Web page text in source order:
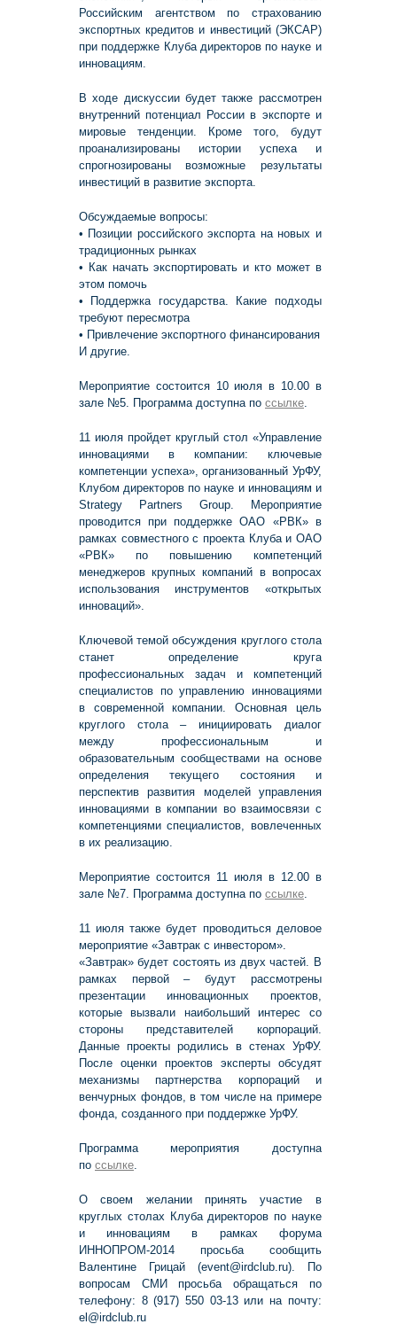
Российским агентством по страхованию
экспортных кредитов и инвестиций (ЭКСАР)
при поддержке Клуба директоров по науке и
инновациям.
В ходе дискуссии будет также рассмотрен
внутренний потенциал России в экспорте и
мировые тенденции. Кроме того, будут
проанализированы истории успеха и
спрогнозированы возможные результаты
инвестиций в развитие экспорта.
Обсуждаемые вопросы:
• Позиции российского экспорта на новых и
традиционных рынках
• Как начать экспортировать и кто может в
этом помочь
• Поддержка государства. Какие подходы
требуют пересмотра
• Привлечение экспортного финансирования
И другие.
Мероприятие состоится 10 июля в 10.00 в
зале №5. Программа доступна по ссылке.
11 июля пройдет круглый стол «Управление
инновациями в компании: ключевые
компетенции успеха», организованный УрФУ,
Клубом директоров по науке и инновациям и
Strategy Partners Group. Мероприятие
проводится при поддержке ОАО «РВК» в
рамках совместного с проекта Клуба и ОАО
«РВК» по повышению компетенций
менеджеров крупных компаний в вопросах
использования инструментов «открытых
инноваций».
Ключевой темой обсуждения круглого стола
станет определение круга
профессиональных задач и компетенций
специалистов по управлению инновациями
в современной компании. Основная цель
круглого стола – инициировать диалог
между профессиональным и
образовательным сообществами на основе
определения текущего состояния и
перспектив развития моделей управления
инновациями в компании во взаимосвязи с
компетенциями специалистов, вовлеченных
в их реализацию.
Мероприятие состоится 11 июля в 12.00 в
зале №7. Программа доступна по ссылке.
11 июля также будет проводиться деловое
мероприятие «Завтрак с инвестором».
«Завтрак» будет состоять из двух частей. В
рамках первой – будут рассмотрены
презентации инновационных проектов,
которые вызвали наибольший интерес со
стороны представителей корпораций.
Данные проекты родились в стенах УрФУ.
После оценки проектов эксперты обсудят
механизмы партнерства корпораций и
венчурных фондов, в том числе на примере
фонда, созданного при поддержке УрФУ.
Программа мероприятия доступна
по ссылке.
О своем желании принять участие в
круглых столах Клуба директоров по науке
и инновациям в рамках форума
ИННОПРОМ-2014 просьба сообщить
Валентине Грицай (event@irdclub.ru). По
вопросам СМИ просьба обращаться по
телефону: 8 (917) 550 03-13 или на почту:
el@irdclub.ru